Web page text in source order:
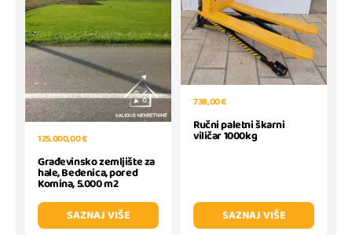
125.000,00 €
Građevinsko zemljište za
hale, Bedenica, pored
Komina, 5.000 m2
SAZNAJ VIŠE
738,00 €
Ručni paletni škarni
viličar 1000kg
SAZNAJ VIŠE